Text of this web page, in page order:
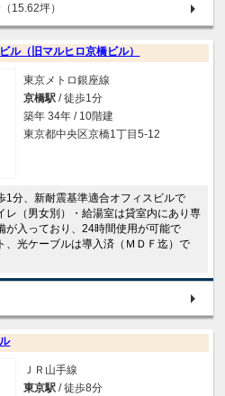
15.62坪）
ル（旧マルヒロ京橋ビル）
東京メトロ銀座線
京橋駅 / 徒歩1分
築年 34年 / 10階建
東京都中央区京橋1丁目5-12
1分、新耐震基準適合オフィスビルで
レ（男女別）・給湯室は貸室内にあり専
入っており、24時間使用が可能で
、光ケーブルは導入済（ＭＤＦ迄）で
ＪＲ山手線
東京駅 / 徒歩8分